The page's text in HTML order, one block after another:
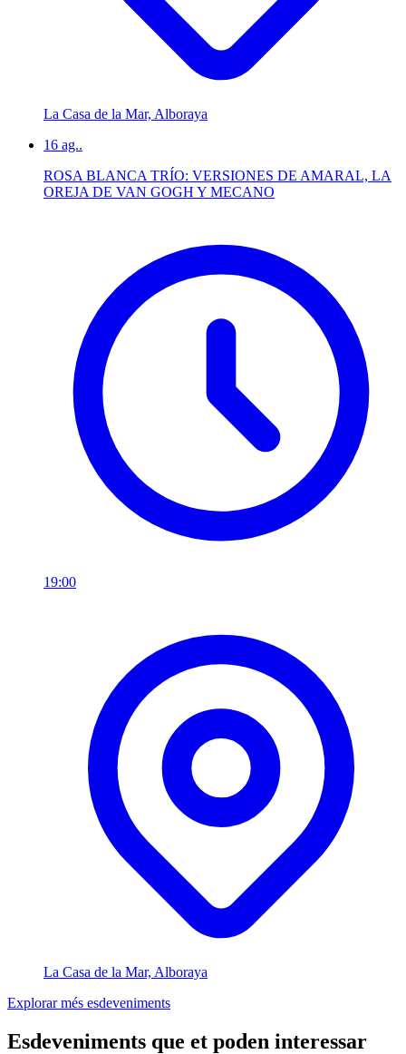
La Casa de la Mar, Alboraya
16 ag..
ROSA BLANCA TRÍO: VERSIONES DE AMARAL, LA
OREJA DE VAN GOGH Y MECANO
19:00
La Casa de la Mar, Alboraya
Explorar més esdeveniments
Esdeveniments que et poden interessar